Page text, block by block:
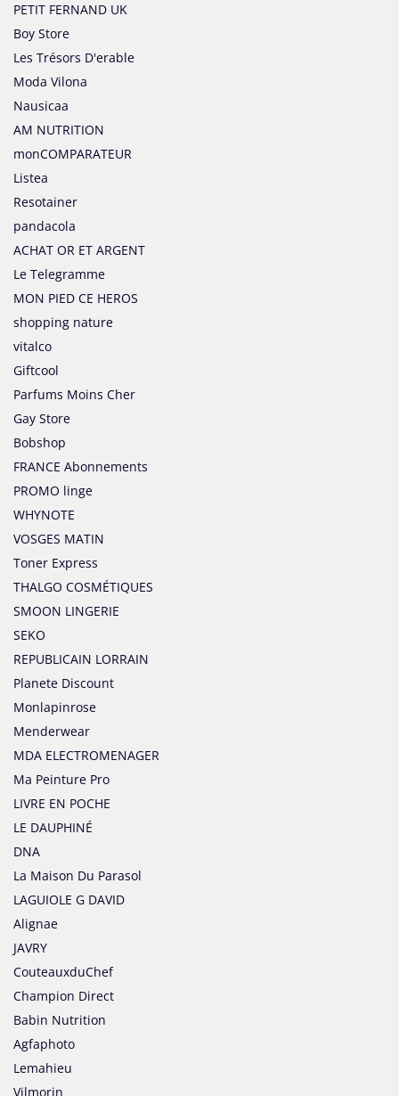
PETIT FERNAND UK
Boy Store
Les Trésors D'erable
Moda Vilona
Nausicaa
AM NUTRITION
monCOMPARATEUR
Listea
Resotainer
pandacola
ACHAT OR ET ARGENT
Le Telegramme
MON PIED CE HEROS
shopping nature
vitalco
Giftcool
Parfums Moins Cher
Gay Store
Bobshop
FRANCE Abonnements
PROMO linge
WHYNOTE
VOSGES MATIN
Toner Express
THALGO COSMÉTIQUES
SMOON LINGERIE
SEKO
REPUBLICAIN LORRAIN
Planete Discount
Monlapinrose
Menderwear
MDA ELECTROMENAGER
Ma Peinture Pro
LIVRE EN POCHE
LE DAUPHINÉ
DNA
La Maison Du Parasol
LAGUIOLE G DAVID
Alignae
JAVRY
CouteauxduChef
Champion Direct
Babin Nutrition
Agfaphoto
Lemahieu
Vilmorin